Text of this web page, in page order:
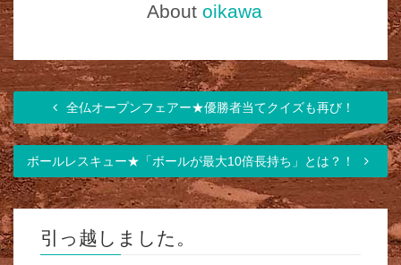
About oikawa
全仏オープンフェアー★優勝者当てクイズも再び！
ボールレスキュー★「ボールが最大10倍長持ち」とは？！
引っ越しました。